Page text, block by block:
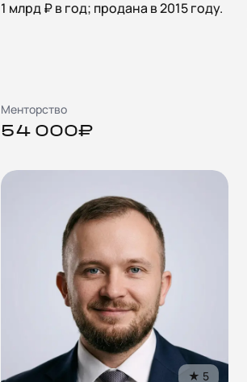
1 млрд ₽ в год; продана в 2015 году.
Менторство
54 000₽
★ 5